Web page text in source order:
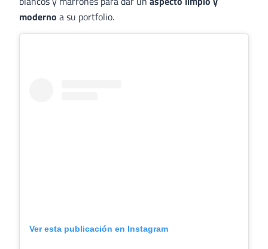
moderno a su portfolio.
Ver esta publicación en Instagram